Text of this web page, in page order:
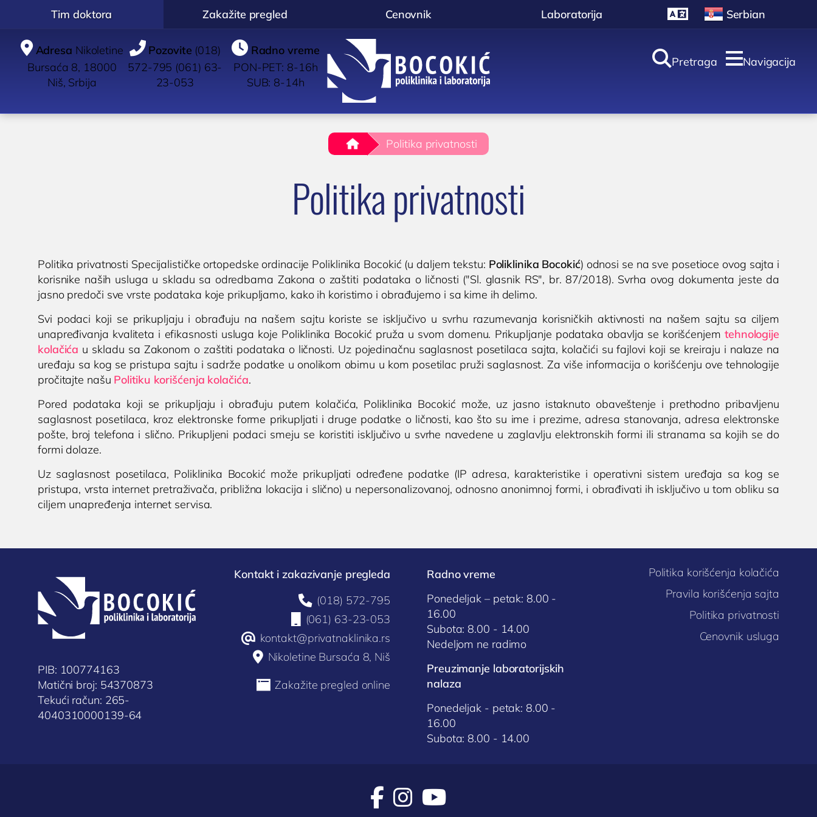
Tim doktora Zakažite pregled Cenovnik Laboratorija Serbian
 Adresa Nikoletine
Bursaća 8, 18000
Niš, Srbija
 Pozovite (018)
572-795 (061) 63-
23-053
 Radno vreme
PON-PET: 8-16h
SUB: 8-14h
 Pretraga Navigacija
Zakažite uslugu /
testiranje
Cenovnik
Lokacija
Tim doktora
AKTIVNOSTI
Novosti i obaveštenja
polno prenosivih
oboljenja
Lečenje prostate
Postavljanje, skidanje i
zamena katetera u
Nišu
Ispitivanje uzroka
neplodnosti i
Operacija fimoze
Kondilomi,
Cistoskopija
IMUNOLOGIJA
Pregled imunologa
imuniteta
Tromesečna
transformacija: Od
hronične upale do
trajnog zdravlja
OPŠTA I INTERNA MEDICINA
OPŠTA MEDICINA
KARDIOLOGIJA
Kardiolog
EHO srca (ultrazvuk ili ehokardiografija
Holter EKG
Dečija kardiologija
NEFROLOGIJA
GASTROLOGIJA
Gastroenterolog u Nišu
Endokrinolog
Ultrazvuk abdomena
Ultrazvuk skrotuma
Dopler krvnih sudova
vrata
Dopler krvnih sudova
nogu
Kliknite za poziv
(018) 572-795

Kliknite za poziv
Niš
(018) 572-795
kontakt@privatnaklinika.rs
Nikoletine Bursaća 8, 18000 Niš,
Srbija
Politika privatnosti
Politika privatnosti
Politika privatnosti Specijalističke ortopedske ordinacije Poliklinika Bocokić (u daljem tekstu: Poliklinika Bocokić) odnosi se na sve posetioce ovog sajta i
korisnike naših usluga u skladu sa odredbama Zakona o zaštiti podataka o ličnosti ("Sl. glasnik RS", br. 87/2018). Svrha ovog dokumenta jeste da
jasno predoči sve vrste podataka koje prikupljamo, kako ih koristimo i obrađujemo i sa kime ih delimo.
Svi podaci koji se prikupljaju i obrađuju na našem sajtu koriste se isključivo u svrhu razumevanja korisničkih aktivnosti na našem sajtu sa ciljem
unapređivanja kvaliteta i efikasnosti usluga koje Poliklinika Bocokić pruža u svom domenu. Prikupljanje podataka obavlja se korišćenjemtehnologije
kolačića u skladu sa Zakonom o zaštiti podataka o ličnosti. Uz pojedinačnu saglasnost posetilaca sajta, kolačići su fajlovi koji se kreiraju i nalaze na
uređaju sa kog se pristupa sajtu i sadrže podatke u onolikom obimu u kom posetilac pruži saglasnost. Za više informacija o korišćenju ove tehnologije
pročitajte našu Politiku korišćenja kolačića.
Pored podataka koji se prikupljaju i obrađuju putem kolačića, Poliklinika Bocokić može, uz jasno istaknuto obaveštenje i prethodno pribavljenu
saglasnost posetilaca, kroz elektronske forme prikupljati i druge podatke o ličnosti, kao što su ime i prezime, adresa stanovanja, adresa elektronske
pošte, broj telefona i slično. Prikupljeni podaci smeju se koristiti isključivo u svrhe navedene u zaglavlju elektronskih formi ili stranama sa kojih se do
formi dolaze.
Uz saglasnost posetilaca, Poliklinika Bocokić može prikupljati određene podatke (IP adresa, karakteristike i operativni sistem uređaja sa kog se
pristupa, vrsta internet pretraživača, približna lokacija i slično) u nepersonalizovanoj, odnosno anonimnoj formi, i obrađivati ih isključivo u tom obliku sa
ciljem unapređenja internet servisa.
PIB: 100774163
Matični broj: 54370873
Tekući račun: 265-
4040310000139-64
Kontakt i zakazivanje pregleda
 (018) 572-795
(061) 63-23-053
@ kontakt@privatnaklinika.rs
 Nikoletine Bursaća 8, Niš
 Zakažite pregled online
Radno vreme
Ponedeljak – petak: 8.00 -
16.00
Subota: 8.00 - 14.00
Nedeljom ne radimo
Preuzimanje laboratorijskih
nalaza
Ponedeljak - petak: 8.00 -
16.00
Subota: 8.00 - 14.00
Politika korišćenja kolačića
Pravila korišćenja sajta
Politika privatnosti
Cenovnik usluga
  